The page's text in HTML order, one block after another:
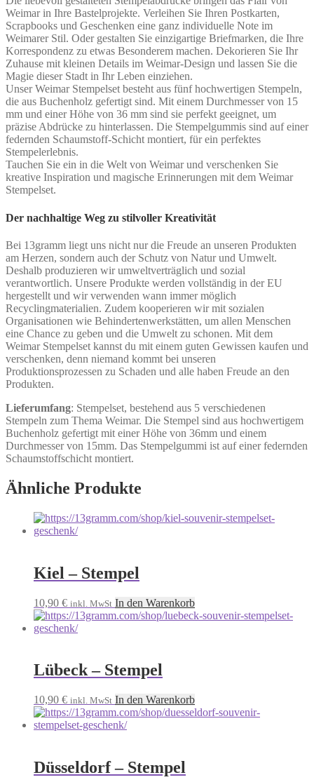
Weimar in Ihre Bastelprojekte. Verleihen Sie Ihren Postkarten,
Scrapbooks und Geschenken eine ganz individuelle Note im
Weimarer Stil. Oder gestalten Sie einzigartige Briefmarken, die Ihre
Korrespondenz zu etwas Besonderem machen. Dekorieren Sie Ihr
Zuhause mit kleinen Details im Weimar-Design und lassen Sie die
Magie dieser Stadt in Ihr Leben einziehen.
Unser Weimar Stempelset besteht aus fünf hochwertigen Stempeln,
die aus Buchenholz gefertigt sind. Mit einem Durchmesser von 15
mm und einer Höhe von 36 mm sind sie perfekt geeignet, um
präzise Abdrücke zu hinterlassen. Die Stempelgummis sind auf einer
federnden Schaumstoff-Schicht montiert, für ein perfektes
Stempelerlebnis.
Tauchen Sie ein in die Welt von Weimar und verschenken Sie
kreative Inspiration und magische Erinnerungen mit dem Weimar
Stempelset.
Der nachhaltige Weg zu stilvoller Kreativität
Bei 13gramm liegt uns nicht nur die Freude an unseren Produkten
am Herzen, sondern auch der Schutz von Natur und Umwelt.
Deshalb produzieren wir umweltverträglich und sozial
verantwortlich. Unsere Produkte werden vollständig in der EU
hergestellt und wir verwenden wann immer möglich
Recyclingmaterialien. Zudem kooperieren wir mit sozialen
Organisationen wie Behindertenwerkstätten, um allen Menschen
eine Chance zu geben und die Umwelt zu schonen. Mit dem
Weimar Stempelset kannst du mit einem guten Gewissen kaufen und
verschenken, denn niemand kommt bei unseren
Produktionsprozessen zu Schaden und alle haben Freude an den
Produkten.
Lieferumfang: Stempelset, bestehend aus 5 verschiedenen
Stempeln zum Thema Weimar. Die Stempel sind aus hochwertigem
Buchenholz gefertigt mit einer Höhe von 36mm und einem
Durchmesser von 15mm. Das Stempelgummi ist auf einer federnden
Schaumstoffschicht montiert.
Ähnliche Produkte
Kiel – Stempel
10,90 € inkl. MwSt In den Warenkorb
Lübeck – Stempel
10,90 € inkl. MwSt In den Warenkorb
Düsseldorf – Stempel